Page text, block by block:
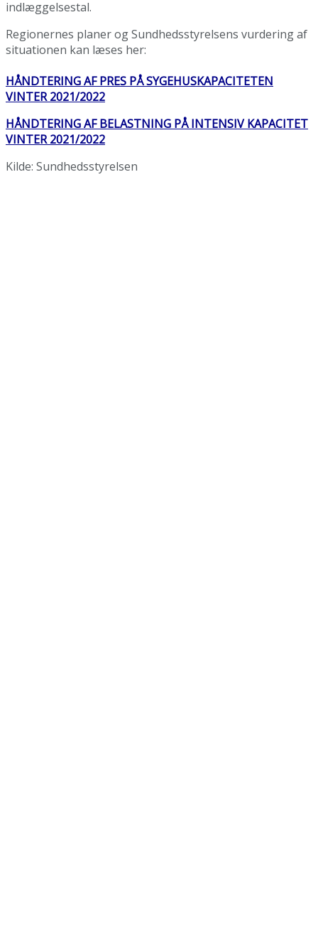
indlæggelsestal.
Regionernes planer og Sundhedsstyrelsens vurdering af
situationen kan læses her:
HÅNDTERING AF PRES PÅ SYGEHUSKAPACITETEN
VINTER 2021/2022
HÅNDTERING AF BELASTNING PÅ INTENSIV KAPACITET
VINTER 2021/2022
Kilde: Sundhedsstyrelsen